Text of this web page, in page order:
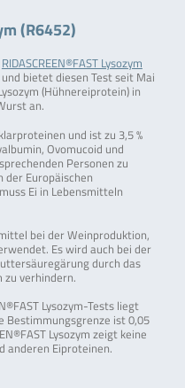
(R6452)
RIDASCREEN®FAST Lysozym
und bietet diesen Test seit Mai
(Hühnereiprotein) in
an.
und ist zu 3,5 %
Ovomucoid und
Personen zu
der Europäischen
Ei in Lebensmitteln
bei der Weinproduktion,
Es wird auch bei der
durch das
verhindern.
Lysozym-Tests liegt
Bestimmungsgrenze ist 0,05
Lysozym zeigt keine
anderen Eiproteinen.